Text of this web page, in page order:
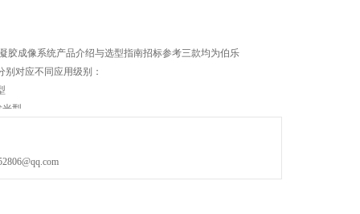
胶成像系统产品介绍与选型指南招标参考三款均为伯乐
别对应不同应用级别：
光型